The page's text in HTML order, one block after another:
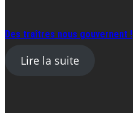
Des traîtres nous gouvernent !
Lire la suite